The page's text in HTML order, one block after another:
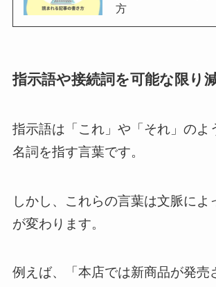
方
指示語や接続詞を可能な限り
指示語は「これ」や「それ」のよ
名詞を指す言葉です。
しかし、これらの言葉は文脈によ
が変わります。
例えば、「本店では新商品が発売